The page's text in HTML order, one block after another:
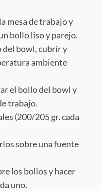
mesa de trabajo y
bollo liso y parejo.
bowl, cubrir y
ambiente
el bollo del bowl y
trabajo.
(200/205 gr. cada
sobre una fuente
los bollos y hacer
uno.